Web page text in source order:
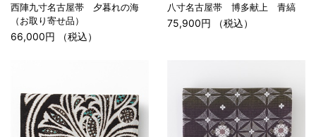
西陣九寸名古屋帯 夕暮れの海
（お取り寄せ品）
66,000円 （税込）
八寸名古屋帯 博多献上 青縞
75,900円 （税込）